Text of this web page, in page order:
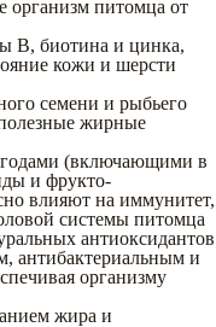
питомца от
В, биотина и цинка,
кожи и шерсти
семени и рыбьего
жирные
(включающими в
и фрукто-
влияют на иммунитет,
системы питомца
антиоксидантов
антибактериальным и
организму
жира и